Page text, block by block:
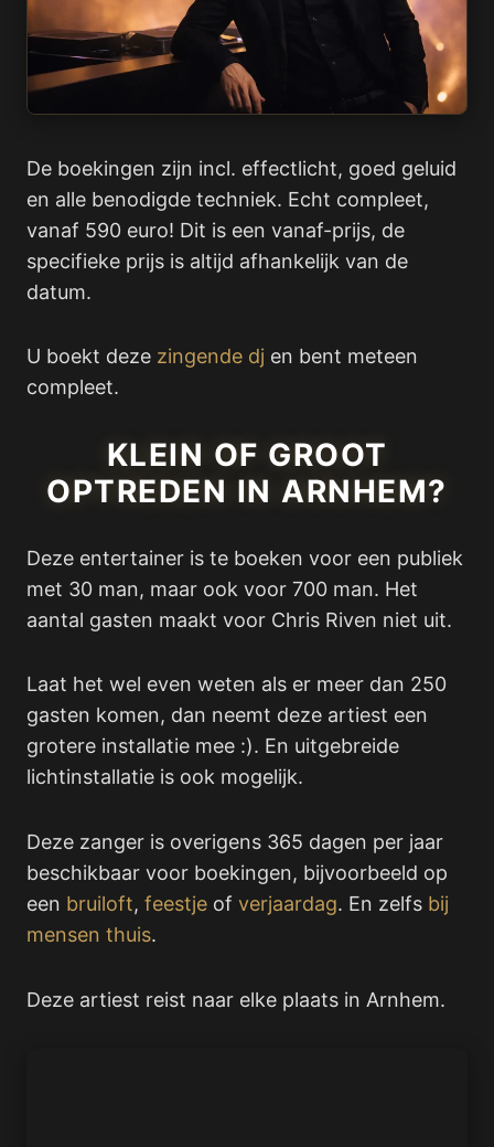
De boekingen zijn incl. effectlicht, goed geluid
en alle benodigde techniek. Echt compleet,
vanaf 590 euro! Dit is een vanaf-prijs, de
specifieke prijs is altijd afhankelijk van de
datum.
U boekt deze zingende dj en bent meteen
compleet.
KLEIN OF GROOT
OPTREDEN IN ARNHEM?
Deze entertainer is te boeken voor een publiek
met 30 man, maar ook voor 700 man. Het
aantal gasten maakt voor Chris Riven niet uit.
Laat het wel even weten als er meer dan 250
gasten komen, dan neemt deze artiest een
grotere installatie mee :). En uitgebreide
lichtinstallatie is ook mogelijk.
Deze zanger is overigens 365 dagen per jaar
beschikbaar voor boekingen, bijvoorbeeld op
een bruiloft, feestje of verjaardag. En zelfs bij
mensen thuis.
Deze artiest reist naar elke plaats in Arnhem.